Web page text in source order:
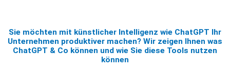
Sie möchten mit künstlicher Intelligenz wie ChatGPT Ihr
Unternehmen produktiver machen? Wir zeigen Ihnen was
ChatGPT & Co können und wie Sie diese Tools nutzen
können